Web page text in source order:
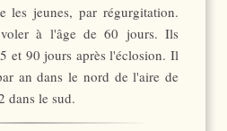
les jeunes, par régurgitation.
à l'âge de 60 jours. Ils
et 90 jours après l'éclosion. Il
an dans le nord de l'aire de
dans le sud.